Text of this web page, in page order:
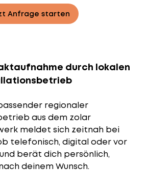
Anfrage starten
durch lokalen
regionaler
aus dem zolar
meldet sich zeitnah bei
telefonisch, digital oder vor
berät dich persönlich,
deinem Wunsch.